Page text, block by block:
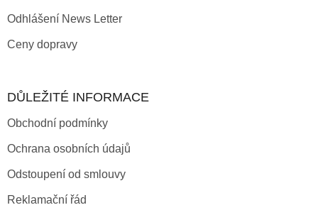
Odhlášení News Letter
Ceny dopravy
DŮLEŽITÉ INFORMACE
Obchodní podmínky
Ochrana osobních údajů
Odstoupení od smlouvy
Reklamační řád